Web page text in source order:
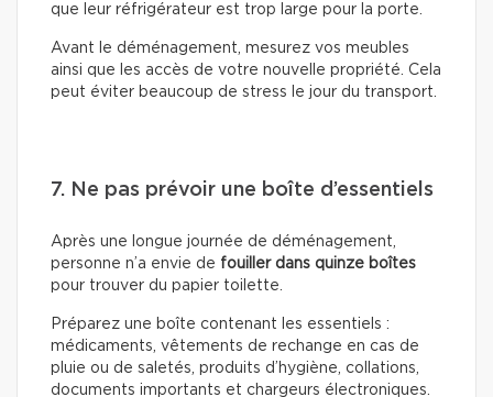
que leur réfrigérateur est trop large pour la porte.
Avant le déménagement, mesurez vos meubles
ainsi que les accès de votre nouvelle propriété. Cela
peut éviter beaucoup de stress le jour du transport.
7. Ne pas prévoir une boîte d’essentiels
Après une longue journée de déménagement,
personne n’a envie de fouiller dans quinze boîtes
pour trouver du papier toilette.
Préparez une boîte contenant les essentiels :
médicaments, vêtements de rechange en cas de
pluie ou de saletés, produits d’hygiène, collations,
documents importants et chargeurs électroniques.